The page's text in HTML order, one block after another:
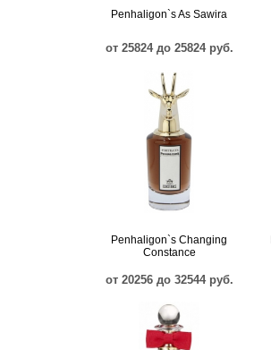
Penhaligon`s As Sawira
от 25824 до 25824 руб.
Penhaligon`s Changing
Constance
от 20256 до 32544 руб.